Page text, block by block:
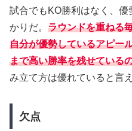
試合でもKO勝利はなく、
かりだ。 ラウンドを重ねる
自分が優勢しているアピー
まで高い勝率を残せている
み立て方は優れていると言
欠点